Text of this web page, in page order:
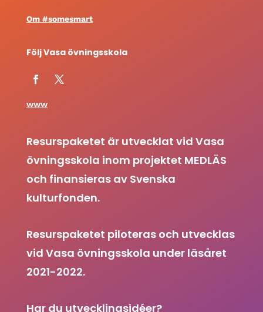
Om #somesmart
Följ Vasa övningsskola
www
Resurspaketet är utvecklat vid Vasa
övningsskola inom projektet MEDLÄS
och finansieras av Svenska
kulturfonden.
Resurspaketet piloteras och utvecklas
vid Vasa övningsskola under läsåret
2021-2022.
Har du utvecklingsidéer?